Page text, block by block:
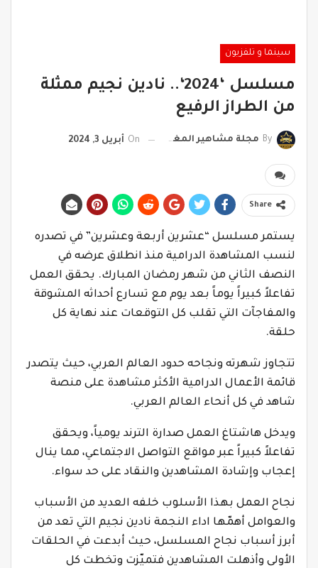
سينما و تلفزيون
مسلسل ‘2024‘.. نادين نجيم ممثلة
من الطراز الرفيع
By مجلة مشاهير المغرب On أبريل 3, 2024
Share
يستمر مسلسل “عشرين أربعة وعشرين” في تصدره
لنسب المشاهدة الدرامية منذ انطلاق عرضه في
النصف الثاني من شهر رمضان المبارك. يحقق العمل
تفاعلاً كبيراً يوماً بعد يوم مع تسارع أحداثه المشوقة
والمفاجآت التي تقلب كل التوقعات عند نهاية كل
حلقة.
تتجاوز شهرته ونجاحه حدود العالم العربي، حيث يتصدر
قائمة الأعمال الدرامية الأكثر مشاهدة على منصة
شاهد في كل أنحاء العالم العربي.
ويدخل هاشتاغ العمل صدارة الترند يومياً، ويحقق
تفاعلاً كبيراً عبر مواقع التواصل الاجتماعي، مما ينال
إعجاب وإشادة المشاهدين والنقاد على حد سواء.
نجاح العمل بهذا الأسلوب خلفه العديد من الأسباب
والعوامل أهمّها اداء النجمة نادين نجيم التي تعد من
أبرز أسباب نجاح المسلسل، حيث أبدعت في الحلقات
الأولى وأذهلت المشاهدين فتميّزت وتخطت كل